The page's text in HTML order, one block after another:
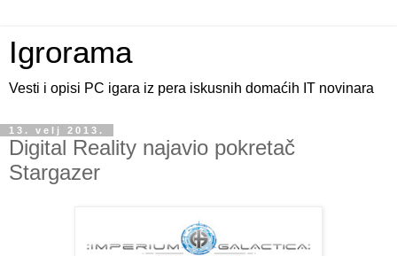
Igrorama
Vesti i opisi PC igara iz pera iskusnih domaćih IT novinara
13. velj 2013.
Digital Reality najavio pokretač
Stargazer